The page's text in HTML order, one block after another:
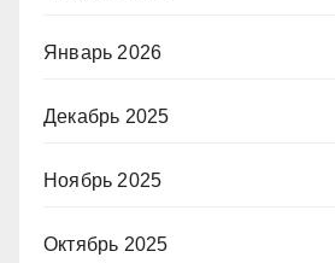
Январь 2026
Декабрь 2025
Ноябрь 2025
Октябрь 2025